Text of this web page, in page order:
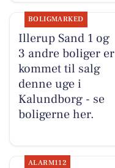
BOLIGMARKED
Illerup Sand 1 og
3 andre boliger er
kommet til salg
denne uge i
Kalundborg - se
boligerne her.
ALARM112